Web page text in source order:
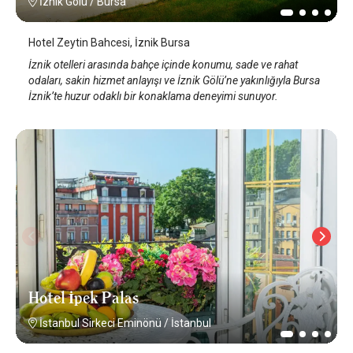
Hotel Zeytin Bahcesi, İznik Bursa
İznik otelleri arasında bahçe içinde konumu, sade ve rahat
odaları, sakin hizmet anlayışı ve İznik Gölü’ne yakınlığıyla Bursa
İznik’te huzur odaklı bir konaklama deneyimi sunuyor.
Hotel İpek Palas
İstanbul Sirkeci Eminönü / İstanbul